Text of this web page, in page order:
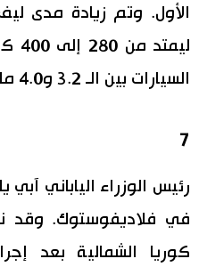
الأول. وتم زيادة مدى
السيارات بين الـ 3.2 و4.0 مليون ين ياباني.
7
رئيس الوزراء الياباني
في فلاديفوستوك. وقد
كوريا الشمالية بعد